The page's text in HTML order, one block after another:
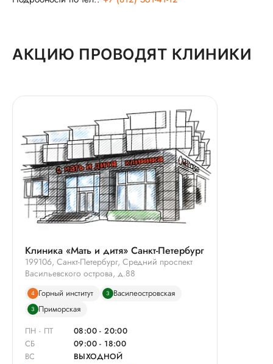
АКЦИЮ ПРОВОДЯТ КЛИНИКИ
Клиника «Мать и дитя» Санкт-Петербург
199106, Санкт-Петербург, Средний проспект
Васильевского острова, д.88
4 Горный институт 3 Василеостровская
3
Приморская
ПН - ПТ
08:00 - 20:00
СБ
09:00 - 18:00
ВС
ВЫХОДНОЙ